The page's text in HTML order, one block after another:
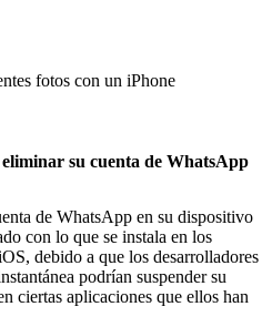
fotos con un iPhone
su cuenta de WhatsApp
de WhatsApp en su dispositivo
con lo que se instala en los
debido a que los desarrolladores
podrían suspender su
ciertas aplicaciones que ellos han